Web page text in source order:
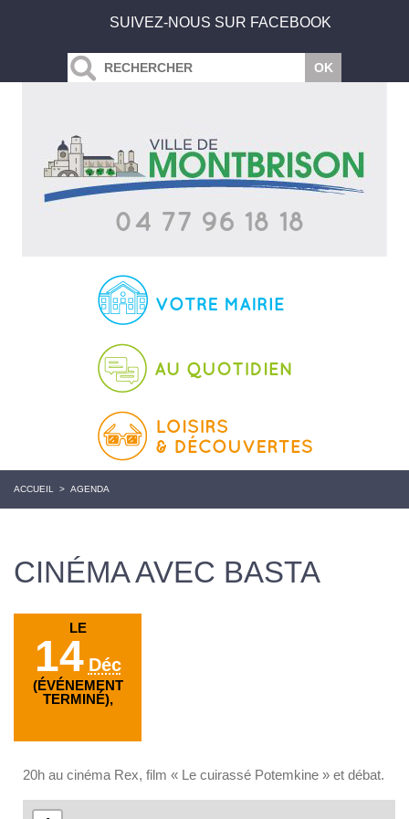
SUIVEZ-NOUS SUR FACEBOOK
ACCUEIL > AGENDA
CINÉMA AVEC BASTA
LE
14 Déc
(ÉVÉNEMENT
TERMINÉ),
20h au cinéma Rex, film « Le cuirassé Potemkine » et débat.